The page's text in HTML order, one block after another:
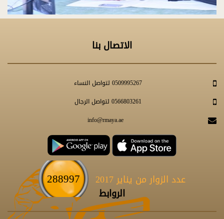
الاتصال بنا
0509995267 لتواصل النساء
0566803261 لتواصل الرجال
info@rmaya.ae
عدد الزوار من يناير 2017 288997
الروابط